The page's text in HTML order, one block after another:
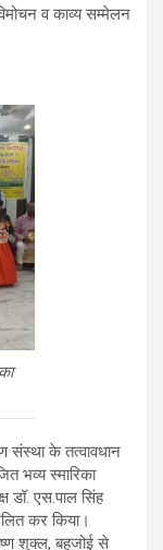
व काव्य सम्मेलन
संस्था के तत्वावधान
भव्य स्मारिका
डॉ. एस.पाल सिंह
कर किया।
शुक्ल, बहजोई से